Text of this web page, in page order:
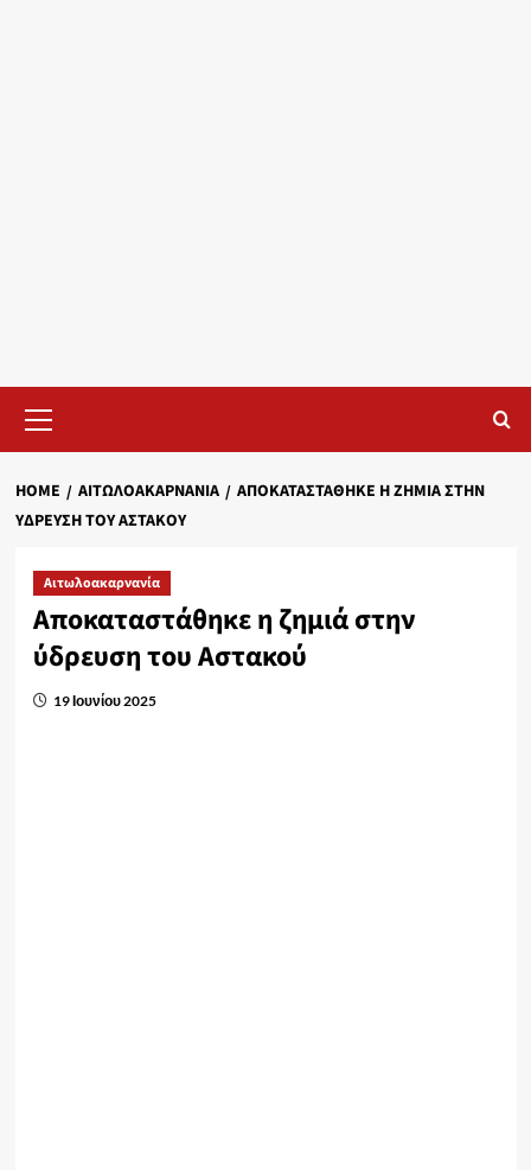
Menu
HOME ΑΙΤΩΛΟΑΚΑΡΝΑΝΊΑ
ΑΠΟΚΑΤΑΣΤΆΘΗΚΕ Η ΖΗΜΙΆ ΣΤΗΝ
ΎΔΡΕΥΣΗ ΤΟΥ ΑΣΤΑΚΟΎ
Αιτωλοακαρνανία
Αποκαταστάθηκε η ζημιά στην
ύδρευση του Αστακού
19 Ιουνίου 2025